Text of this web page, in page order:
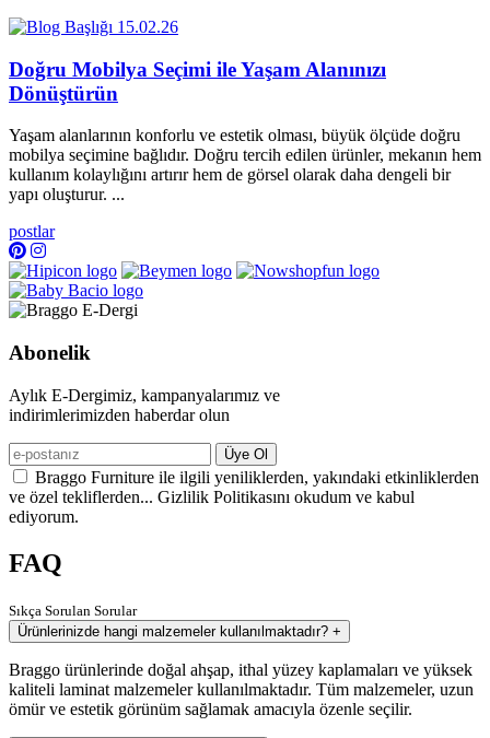
15.02.26
Doğru Mobilya Seçimi ile Yaşam Alanınızı
Dönüştürün
Yaşam alanlarının konforlu ve estetik olması, büyük ölçüde doğru
mobilya seçimine bağlıdır. Doğru tercih edilen ürünler, mekanın hem
kullanım kolaylığını artırır hem de görsel olarak daha dengeli bir
yapı oluşturur. ...
postlar
Abonelik
Aylık E-Dergimiz, kampanyalarımız ve
indirimlerimizden haberdar olun
Üye Ol
Braggo Furniture ile ilgili yeniliklerden, yakındaki etkinliklerden
ve özel tekliflerden... Gizlilik Politikasını okudum ve kabul
ediyorum.
FAQ
Sıkça Sorulan Sorular
Ürünlerinizde hangi malzemeler kullanılmaktadır? +
Braggo ürünlerinde doğal ahşap, ithal yüzey kaplamaları ve yüksek
kaliteli laminat malzemeler kullanılmaktadır. Tüm malzemeler, uzun
ömür ve estetik görünüm sağlamak amacıyla özenle seçilir.